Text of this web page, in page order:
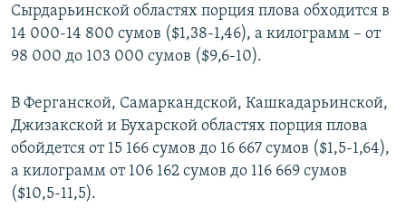
Сырдарьинской областях порция плова обходится в
14 000-14 800 сумов ($1,38-1,46), а килограмм – от
98 000 до 103 000 сумов ($9,6-10).
В Ферганской, Самаркандской, Кашкадарьинской,
Джизакской и Бухарской областях порция плова
обойдется от 15 166 сумов до 16 667 сумов ($1,5-1,64),
а килограмм от 106 162 сумов до 116 669 сумов
($10,5-11,5).